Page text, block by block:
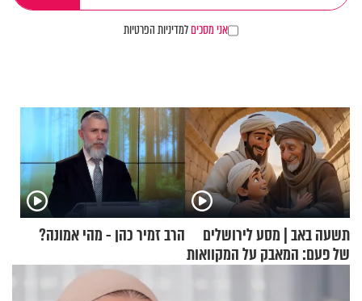
אני מסכיםלמדיניות הפרטיות
תשעה באב | מסע לירושלים
של פעם: המאבק על המקוואות
הרב זמיר כהן - מהי אמונה?